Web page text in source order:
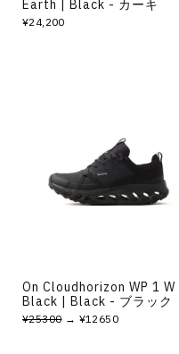
Earth | Black - カーキ
¥24,200
On Cloudhorizon WP 1 W
Black | Black - ブラック
¥25300→ ¥12650